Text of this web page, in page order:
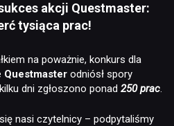
akcji Questmaster:
tysiąca prac!
na poważnie, konkurs dla
Questmaster odniósł spory
dni zgłoszono ponad 250 prac.
nasi czytelnicy – podpytaliśmy